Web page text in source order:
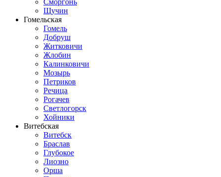
Щучин
Гомельская
Гомель
Добруш
Житковичи
Жлобин
Калинковичи
Мозырь
Петриков
Речица
Рогачев
Светлогорск
Хойники
Витебская
Витебск
Браслав
Глубокое
Лиозно
Орша